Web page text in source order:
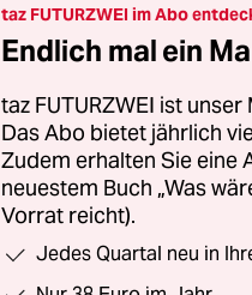
taz FUTURZWEI im Abo
Endlich mal ein
taz FUTURZWEI ist
Das Abo bietet jährlich
Zudem erhalten Sie eine
neuestem Buch „Was
Vorrat reicht).
Jedes Quartal neu in